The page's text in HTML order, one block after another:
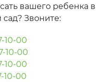
вашего ребенка
сад? Звоните:
10-00
10-00
10-00
10-00